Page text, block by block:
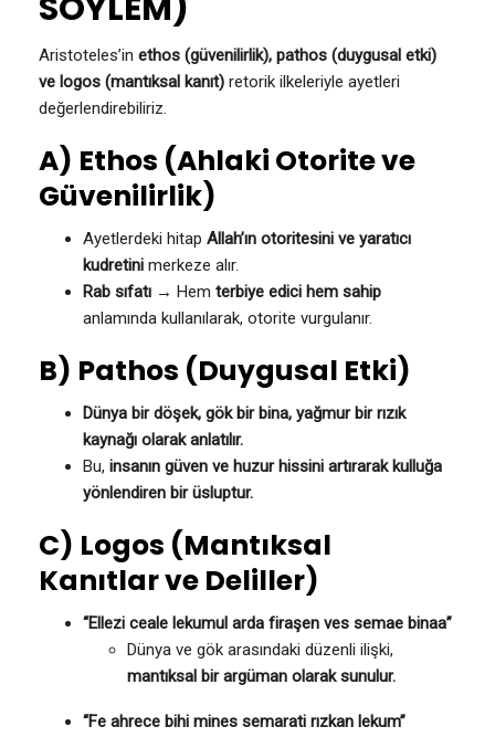
SÖYLEM)
Aristoteles’in ethos (güvenilirlik), pathos (duygusal etki)
ve logos (mantıksal kanıt) retorik ilkeleriyle ayetleri
değerlendirebiliriz.
A) Ethos (Ahlaki Otorite ve
Güvenilirlik)
Ayetlerdeki hitap Allah’ın otoritesini ve yaratıcı
kudretini merkeze alır.
Rab sıfatı → Hem terbiye edici hem sahip
anlamında kullanılarak, otorite vurgulanır.
B) Pathos (Duygusal Etki)
Dünya bir döşek, gök bir bina, yağmur bir rızık
kaynağı olarak anlatılır.
Bu, insanın güven ve huzur hissini artırarak kulluğa
yönlendiren bir üsluptur.
C) Logos (Mantıksal
Kanıtlar ve Deliller)
“Ellezi ceale lekumul arda firaşen ves semae binaa”
Dünya ve gök arasındaki düzenli ilişki,
mantıksal bir argüman olarak sunulur.
“Fe ahrece bihi mines semarati rızkan lekum”